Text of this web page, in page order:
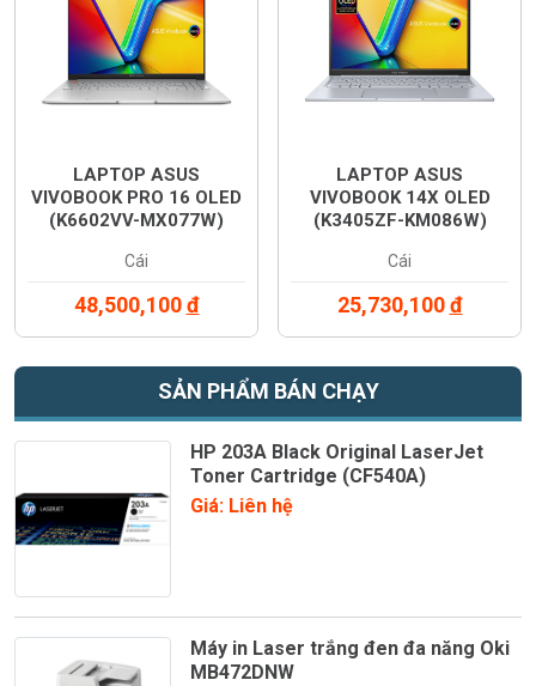
LAPTOP ASUS
VIVOBOOK PRO 16 OLED
(K6602VV-MX077W)
Cái
48,500,100đ
LAPTOP ASUS
VIVOBOOK 14X OLED
(K3405ZF-KM086W)
Cái
25,730,100đ
SẢN PHẨM BÁN CHẠY
HP 203A Black Original LaserJet
Toner Cartridge (CF540A)
Giá: Liên hệ
Máy in Laser trắng đen đa năng Oki
MB472DNW